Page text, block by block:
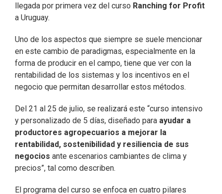
llegada por primera vez del curso Ranching for Profit
a Uruguay.
Uno de los aspectos que siempre se suele mencionar
en este cambio de paradigmas, especialmente en la
forma de producir en el campo, tiene que ver con la
rentabilidad de los sistemas y los incentivos en el
negocio que permitan desarrollar estos métodos.
Del 21 al 25 de julio, se realizará este “curso intensivo
y personalizado de 5 días, diseñado para ayudar a
productores agropecuarios a mejorar la
rentabilidad, sostenibilidad y resiliencia de sus
negocios ante escenarios cambiantes de clima y
precios”, tal como describen.
El programa del curso se enfoca en cuatro pilares